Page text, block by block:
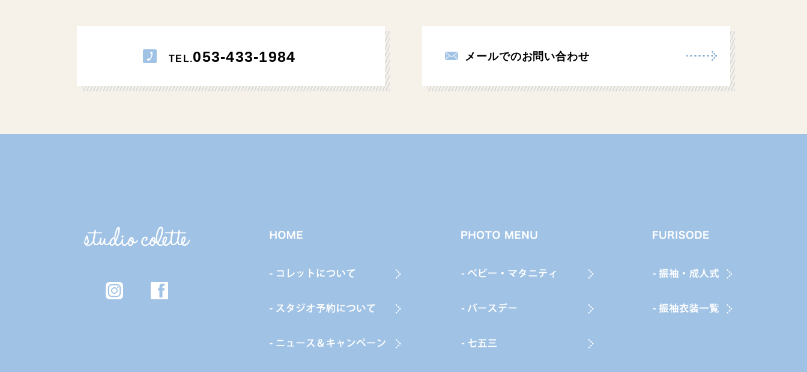
TEL.053-433-1984 メールでのお問い合わせ